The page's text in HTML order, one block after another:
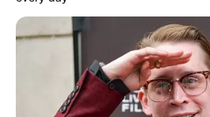
longplaya. Wykonano ją z dosyć
delikatnie połyskliwym
ogółu znacząco wzrasta. Z tyłu
czasem trwania ścieżek na obu
Płyta winylowa–
złotym kolorze, zostało